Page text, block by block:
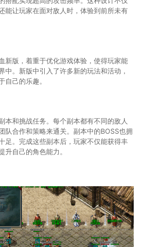
能让玩家在面对敌人时，体验到前所未有
新版，着重于优化游戏体验，使得玩家能
中。新版中引入了许多新的玩法和活动，
自己的乐趣。
本和挑战任务。每个副本都有不同的敌人
队合作和策略来通关。副本中的BOSS也拥
足。完成这些副本后，玩家不仅能获得丰
升自己的角色能力。